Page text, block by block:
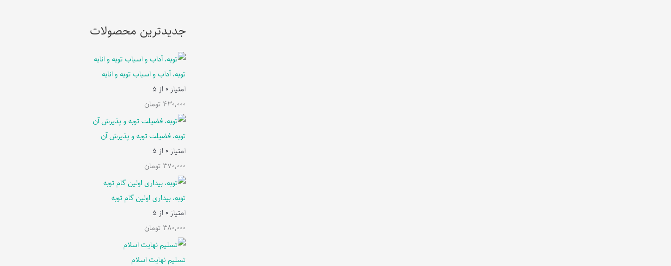
جدیدترین محصولات
توبه، آداب و اسباب توبه و انابه
امتیاز 0 از 5
430,000 تومان
توبه، فضیلت توبه و پذیرش آن
امتیاز 0 از 5
370,000 تومان
توبه، بیداری اولین گام توبه
امتیاز 0 از 5
380,000 تومان
تسلیم نهایت اسلام